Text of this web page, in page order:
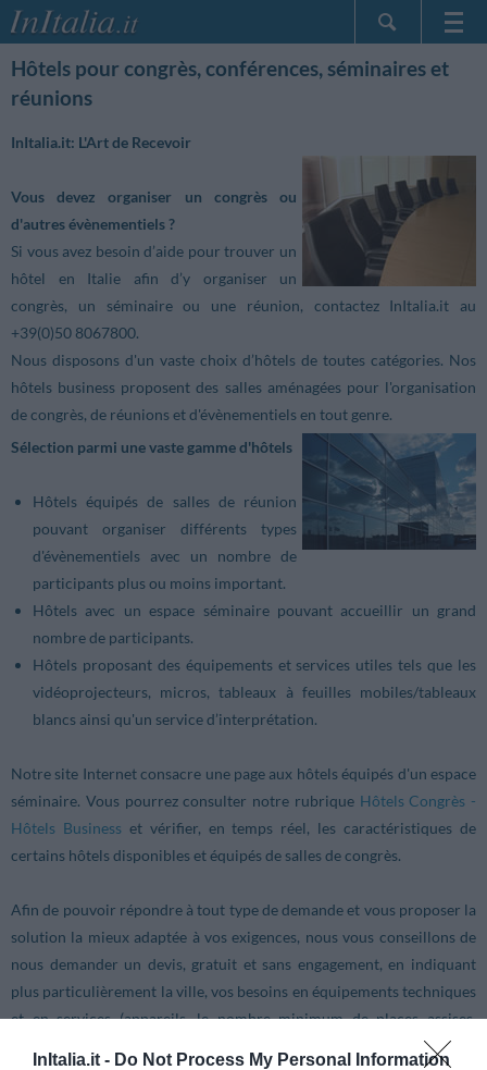
InItalia.it - Do Not Process My Personal Information
Page d'Accueil
Hôtels pour congrès, conférences, séminaires et
réunions
InItalia.it: L'Art de Recevoir
Vous devez organiser un congrès ou
d'autres évènementiels ?
Si vous avez besoin d’aide pour trouver un
hôtel en Italie afin d’y organiser un
congrès, un séminaire ou une réunion, contactez InItalia.it au
+39(0)50 8067800.
Nous disposons d'un vaste choix d’hôtels de toutes catégories. Nos
hôtels business proposent des salles aménagées pour l'organisation
de congrès, de réunions et d'évènementiels en tout genre.
Sélection parmi une vaste gamme d'hôtels
Hôtels équipés de salles de réunion
pouvant organiser différents types
d'évènementiels avec un nombre de
participants plus ou moins important.
Hôtels avec un espace séminaire pouvant accueillir un grand
nombre de participants.
Hôtels proposant des équipements et services utiles tels que les
vidéoprojecteurs, micros, tableaux à feuilles mobiles/tableaux
blancs ainsi qu'un service d’interprétation.
Notre site Internet consacre une page aux hôtels équipés d'un espace
séminaire. Vous pourrez consulter notre rubrique Hôtels Congrès -
Hôtels Businesset vérifier, en temps réel, les caractéristiques de
certains hôtels disponibles et équipés de salles de congrès.
Afin de pouvoir répondre à tout type de demande et vous proposer la
solution la mieux adaptée à vos exigences, nous vous conseillons de
nous demander un devis, gratuit et sans engagement, en indiquant
plus particulièrement la ville, vos besoins en équipements techniques
et en services (appareils, le nombre minimum de places assises,
service d’interprétation,...) et éventuellement, le nombre de nuits à